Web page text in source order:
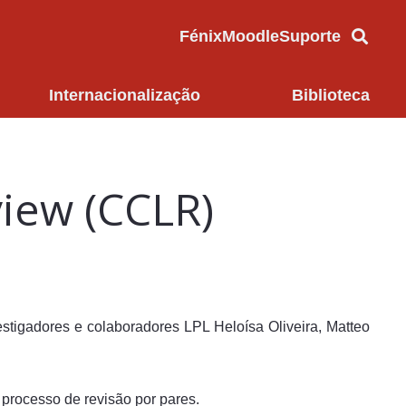
FénixMoodleSuporte
Internacionalização Biblioteca
(CCLR)
e colaboradores LPL Heloísa Oliveira, Matteo
de revisão por pares.